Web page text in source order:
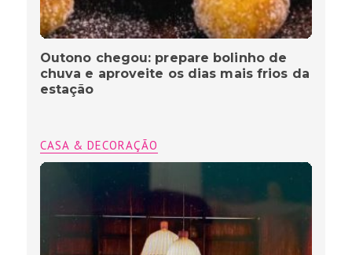
Outono chegou: prepare bolinho de
chuva e aproveite os dias mais frios da
estação
CASA & DECORAÇÃO